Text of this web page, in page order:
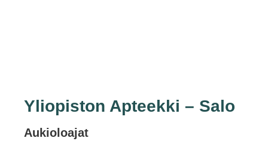
Yliopiston Apteekki – Salo
Aukioloajat